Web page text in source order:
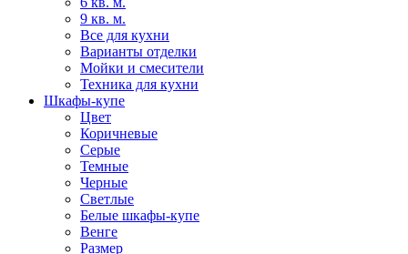
9 кв. м.
Все для кухни
Варианты отделки
Мойки и смесители
Техника для кухни
Шкафы-купе
Цвет
Коричневые
Серые
Темные
Черные
Светлые
Белые шкафы-купе
Венге
Размер